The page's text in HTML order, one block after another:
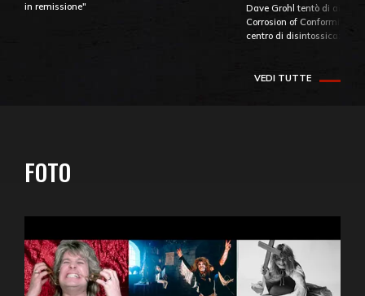
in remissione"
Dave Grohl tentò di
Corrosion of Conformity
centro di
VEDI TUTTE
FOTO